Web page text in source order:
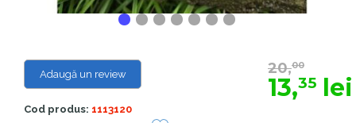
Adaugă un review
Cod produs: 1113120
20,00
13,35 lei